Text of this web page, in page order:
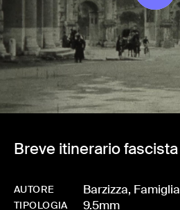
Breve itinerario fascista
AUTORE Barzizza, Famiglia
TIPOLOGIA 9.5mm